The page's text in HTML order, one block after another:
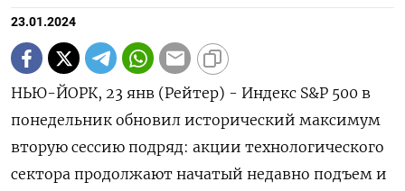
23.01.2024
НЬЮ-ЙОРК, 23 янв (Рейтер) - Индекс S&P 500 в
понедельник обновил исторический максимум
вторую сессию подряд: акции технологического
сектора продолжают начатый недавно подъем и